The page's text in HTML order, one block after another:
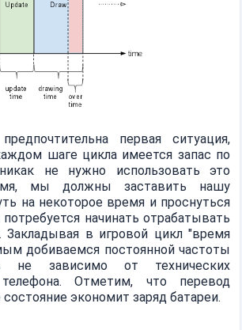
первая ситуация,
шаге цикла имеется запас по
не нужно использовать это
мы должны заставить нашу
на некоторое время и проснуться
начинать отрабатывать
в игровой цикл "время
добиваемся постоянной частоты
не зависимо от технических
телефона. Отметим, что перевод
экономит заряд батареи.